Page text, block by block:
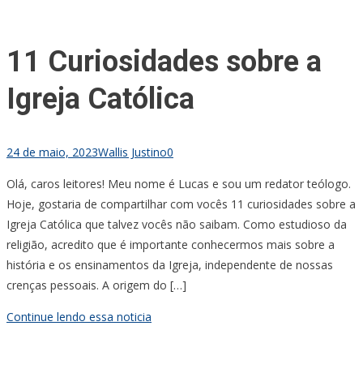
11 Curiosidades sobre a
Igreja Católica
24 de maio, 2023Wallis Justino0
Olá, caros leitores! Meu nome é Lucas e sou um redator teólogo.
Hoje, gostaria de compartilhar com vocês 11 curiosidades sobre a
Igreja Católica que talvez vocês não saibam. Como estudioso da
religião, acredito que é importante conhecermos mais sobre a
história e os ensinamentos da Igreja, independente de nossas
crenças pessoais. A origem do […]
Continue lendo essa noticia